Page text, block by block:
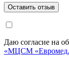
Даю согласие на
«МЦСМ «Евромед.